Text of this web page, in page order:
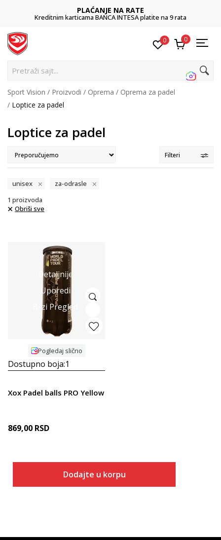
PLAĆANJE NA RATE
Kreditnim karticama BANCA INTESA platite na 9 rata
0 0
Pretraži sajt...
Sport Vision Proizvodi Oprema
Oprema za padel
Loptice za padel
Loptice za padel
Filteri
unisex
za-odrasle
1 proizvoda
Obriši sve
Detaljnije
Uporedi
Brzi Pregled
Pogledaj slično
Dostupno boja:1
Xox Padel balls PRO Yellow
869,00 RSD
Dodajte u korpu